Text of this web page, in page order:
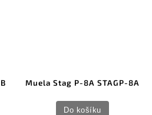
Muela Stag P-8A STAGP-8A
Do košíku